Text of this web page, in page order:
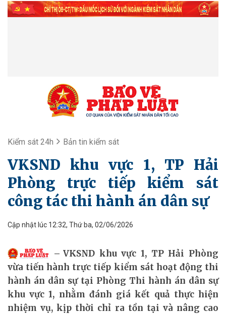
Kiểm sát 24h Bản tin kiểm sát
VKSND khu vực 1, TP Hải
Phòng trực tiếp kiểm sát
công tác thi hành án dân sự
Cập nhật lúc 12:32, Thứ ba, 02/06/2026
VKSND khu vực 1, TP Hải Phòng
vừa tiến hành trực tiếp kiểm sát hoạt động thi
hành án dân sự tại Phòng Thi hành án dân sự
khu vực 1, nhằm đánh giá kết quả thực hiện
nhiệm vụ, kịp thời chỉ ra tồn tại và nâng cao